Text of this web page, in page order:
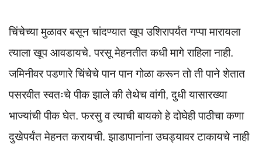
चिंचेच्या मुळावर बसून चांदण्यात खूप उशिरापर्यंत गप्पा मारायला
त्याला खूप आवडायचे. परसू मेहनतीत कधी मागे राहिला नाही.
जमिनीवर पडणारे चिंचेचे पान पान गोळा करून तो ती पाने शेतात
पसरवीत स्वतःचे पीक झाले की तेथेच वांगी, दुधी यासारख्या
भाज्यांची पीक घेत. फरसु व त्याची बायको हे दोघेही पाठीचा कणा
दुखेपर्यंत मेहनत करायची. झाडापानांना उघड्यावर टाकायचे नाही